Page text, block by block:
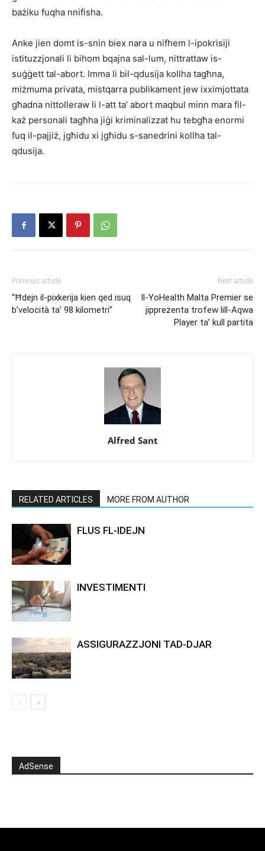
bażiku fuqha nnifisha.
Anke jien domt is-snin biex nara u nifhem l-ipokrisiji
istituzzjonali li bihom bqajna sal-lum, nittrattaw is-
suġġett tal-abort. Imma li bil-qdusija kollha tagħna,
miżmuma privata, mistqarra publikament jew ixximjottata
għadna nittolleraw li l-att ta’ abort maqbul minn mara fil-
każ personali tagħha jiġi kriminalizzat hu tebgħa enormi
fuq il-pajjiż, jgħidu xi jgħidu s-sanedrini kollha tal-
qdusija.
Previous article
“Ħdejn il-pixkerija kien qed isuq
b’veloċità ta’ 98 kilometri”
Next article
Il-YoHealth Malta Premier se
jippreżenta trofew lill-Aqwa
Player ta’ kull partita
Alfred Sant
RELATED ARTICLES MORE FROM AUTHOR
FLUS FL-IDEJN
INVESTIMENTI
ASSIGURAZZJONI TAD-DJAR
AdSense